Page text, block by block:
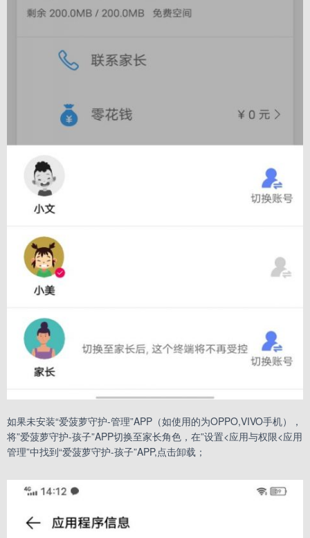
如果未安装“爱菠萝守护-管理”APP（如使用的为OPPO,VIVO手机），
将”爱菠萝守护-孩子”APP切换至家长角色，在”设置<应用与权限<应用
管理”中找到“爱菠萝守护-孩子”APP,点击卸载；